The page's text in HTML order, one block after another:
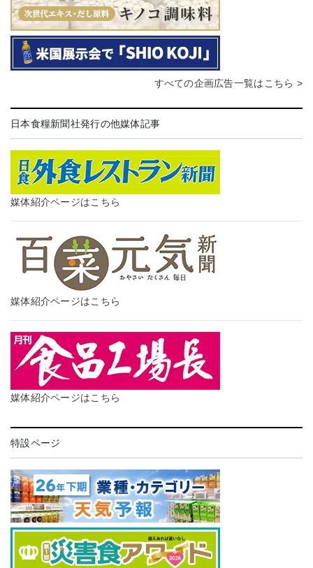
すべての企画広告一覧はこちら >
日本食糧新聞社発行の他媒体記事
媒体紹介ページはこちら
媒体紹介ページはこちら
媒体紹介ページはこちら
特設ページ